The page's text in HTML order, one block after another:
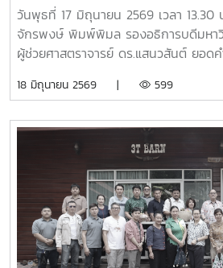
อย่างยั่งยืน กิจกรรมครั้งนี้จัดขึ้น ณ ศาล
ตำบลป่าไผ่ อำเภอสันทราย จังหวัดเชียง
จากประชาชน ผู้นำชุมชน และสถานศึกษ
ขับเคลื่อนการจัดการขยะตั้งแต่ต้นทาง เ
วันพุธที่ 17 มิถุนายน 2569 เวลา 13.30
จักรพงษ์ พิมพ์พิมล รองอธิการบดีมหา
ผู้ช่วยศาสตราจารย์ ดร.แสนวสันต์ ยอด
แวดล้อม นำทีมหัวหน้างานในสังกัดร่วมใ
ข้าราชการ พร้อมคณะศึกษาดูงานจากส
ข้าราชการ มหาวิทยาลัยราชภัฏภูเก็ต ใน
มหาวิทยาลัยได้ร่วมแลกเปลี่ยนประสบ
บุคลากร ตลอดจนแนวทางการพัฒนาแล
กับบริบทของแต่ละสถาบัน โดยมีนายสุช
ในตำแหน่งหัวหน้างานสวัสดิการ กองบ
เป็นผู้ให้ข้อมูลเกี่ยวกับการจัดสวัสดิการ
18 มิถุนายน 2569 | 599